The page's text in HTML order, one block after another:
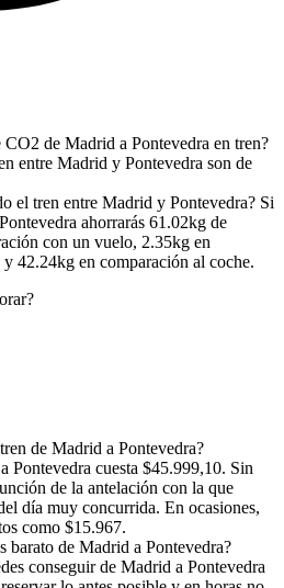
CO2 de Madrid a Pontevedra en tren?
entre Madrid y Pontevedra son de
el tren entre Madrid y Pontevedra? Si
ahorrarás 61.02kg de
con un vuelo, 2.35kg en
42.24kg en comparación al coche.
de Madrid a Pontevedra?
Pontevedra cuesta $45.999,10. Sin
de la antelación con la que
día muy concurrida. En ocasiones,
como $15.967.
barato de Madrid a Pontevedra?
conseguir de Madrid a Pontevedra